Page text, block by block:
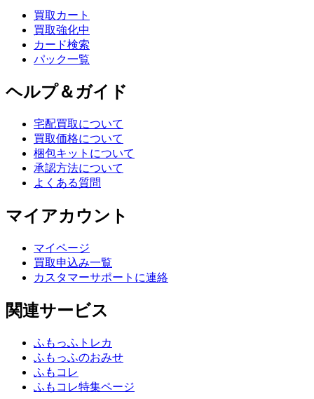
買取カート
買取強化中
カード検索
パック一覧
ヘルプ＆ガイド
宅配買取について
買取価格について
梱包キットについて
承認方法について
よくある質問
マイアカウント
マイページ
買取申込み一覧
カスタマーサポートに連絡
関連サービス
ふもっふトレカ
ふもっふのおみせ
ふもコレ
ふもコレ特集ページ